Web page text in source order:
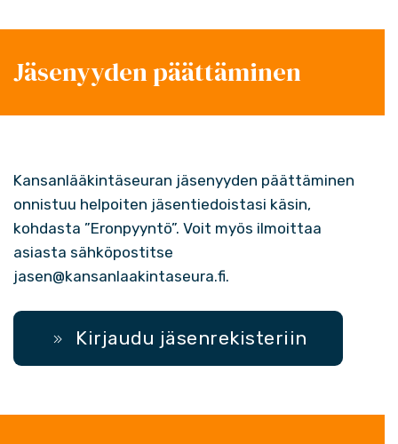
Jäsenyyden päättäminen
Kansanlääkintäseuran jäsenyyden päättäminen
onnistuu helpoiten jäsentiedoistasi käsin,
kohdasta ”Eronpyyntö”. Voit myös ilmoittaa
asiasta sähköpostitse
jasen@kansanlaakintaseura.fi.
Kirjaudu jäsenrekisteriin